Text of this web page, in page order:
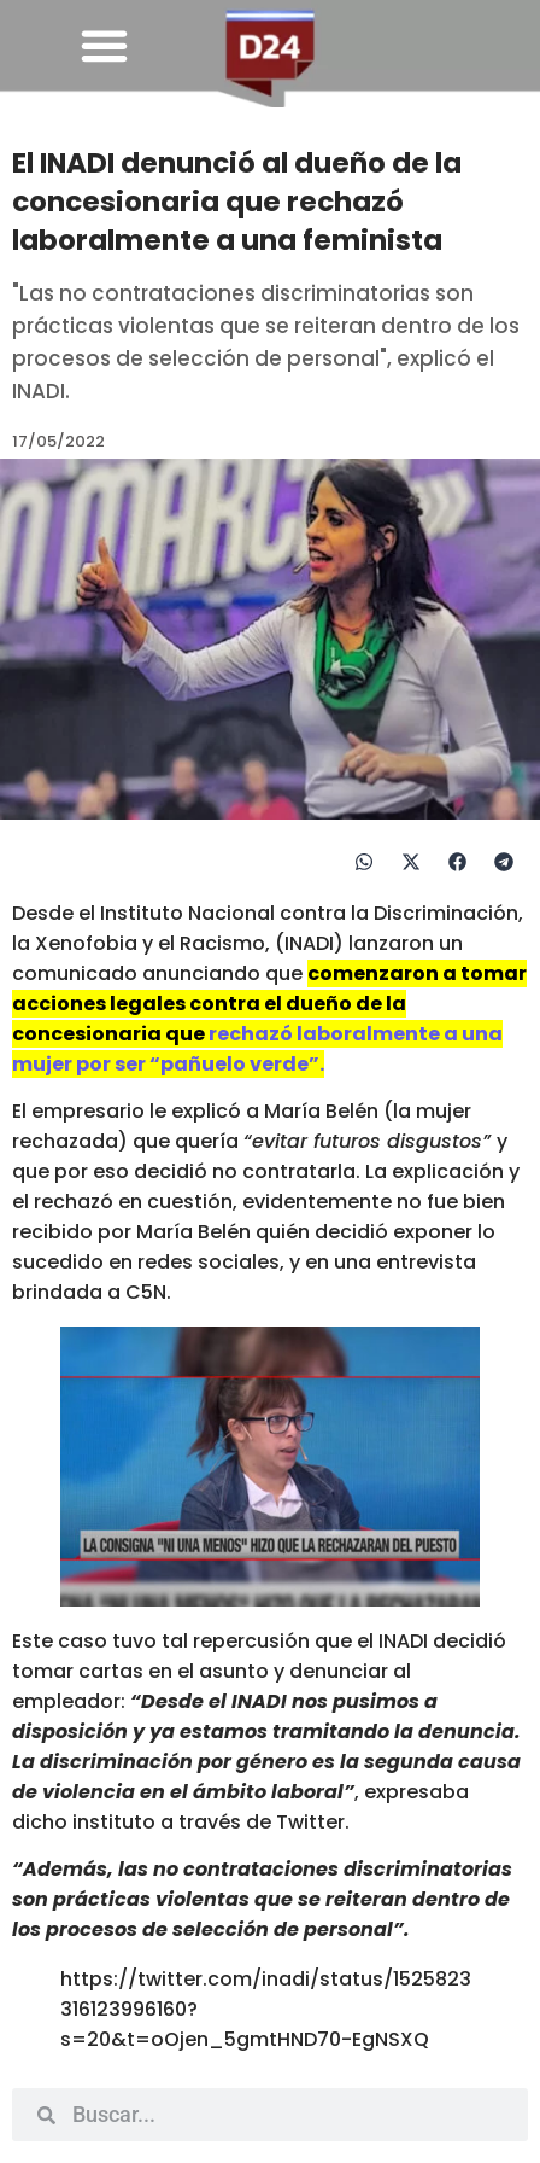
El INADI denunció al dueño de la
concesionaria que rechazó
laboralmente a una feminista
"Las no contrataciones discriminatorias son
prácticas violentas que se reiteran dentro de los
procesos de selección de personal", explicó el
INADI.
17/05/2022
Desde el Instituto Nacional contra la Discriminación,
la Xenofobia y el Racismo, (INADI) lanzaron un
comunicado anunciando que comenzaron a tomar
acciones legales contra el dueño de la
concesionaria querechazó laboralmente a una
mujer por ser “pañuelo verde”.
El empresario le explicó a María Belén (la mujer
rechazada) que quería “evitar futuros disgustos”y
que por eso decidió no contratarla. La explicación y
el rechazó en cuestión, evidentemente no fue bien
recibido por María Belén quién decidió exponer lo
sucedido en redes sociales, y en una entrevista
brindada a C5N.
Este caso tuvo tal repercusión que el INADI decidió
tomar cartas en el asunto y denunciar al
empleador: “Desde el INADI nos pusimos a
disposición y ya estamos tramitando la denuncia.
La discriminación por género es la segunda causa
de violencia en el ámbito laboral”, expresaba
dicho instituto a través de Twitter.
“Además, las no contrataciones discriminatorias
son prácticas violentas que se reiteran dentro de
los procesos de selección de personal”.
https://twitter.com/inadi/status/1525823
316123996160?
s=20&t=oOjen_5gmtHND70-EgNSXQ